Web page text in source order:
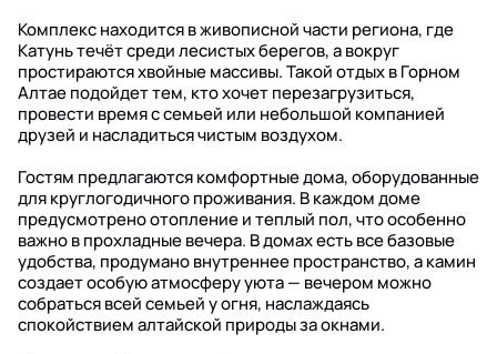
Комплекс находится в живописной части региона, где
Катунь течёт среди лесистых берегов, а вокруг
простираются хвойные массивы. Такой отдых в Горном
Алтае подойдет тем, кто хочет перезагрузиться,
провести время с семьей или небольшой компанией
друзей и насладиться чистым воздухом.
Гостям предлагаются комфортные дома, оборудованные
для круглогодичного проживания. В каждом доме
предусмотрено отопление и теплый пол, что особенно
важно в прохладные вечера. В домах есть все базовые
удобства, продумано внутреннее пространство, а камин
создает особую атмосферу уюта — вечером можно
собраться всей семьей у огня, наслаждаясь
спокойствием алтайской природы за окнами.